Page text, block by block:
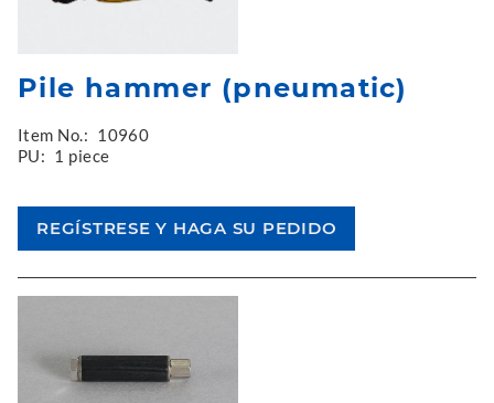
Pile hammer (pneumatic)
Item No.: 10960
PU: 1 piece